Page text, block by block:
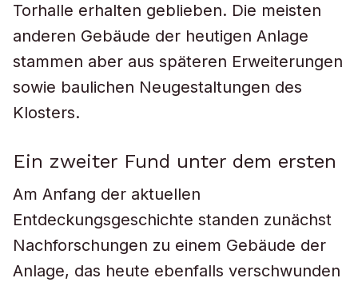
Torhalle erhalten geblieben. Die meisten
anderen Gebäude der heutigen Anlage
stammen aber aus späteren Erweiterungen
sowie baulichen Neugestaltungen des
Klosters.
Ein zweiter Fund unter dem ersten
Am Anfang der aktuellen
Entdeckungsgeschichte standen zunächst
Nachforschungen zu einem Gebäude der
Anlage, das heute ebenfalls verschwunden